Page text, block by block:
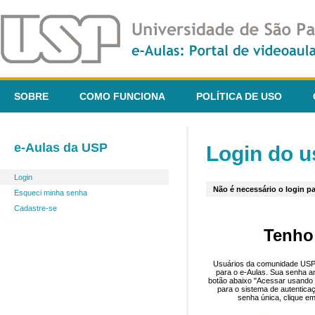
SOBRE COMO FUNCIONA POLÍTICA DE USO
e-Aulas da USP
Login
Esqueci minha senha
Cadastre-se
Login do
Não é necessário o login
Usuários da comunidade
para o e-Aulas. Sua senha
botão abaixo "Acessar
para o sistema de
senha única, clique